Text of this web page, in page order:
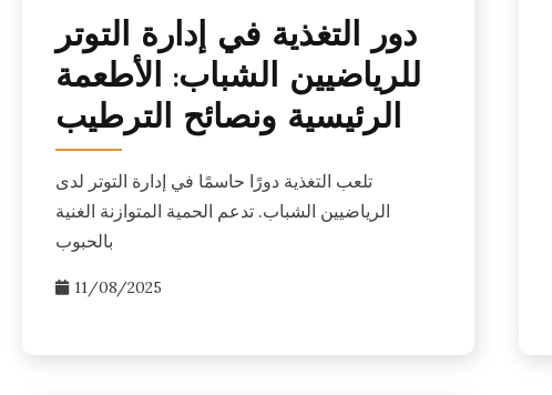
دور التغذية في إدارة التوتر
للرياضيين الشباب: الأطعمة
الرئيسية ونصائح الترطيب
تلعب التغذية دورًا حاسمًا في إدارة التوتر لدى
الرياضيين الشباب. تدعم الحمية المتوازنة الغنية
بالحبوب
11/08/2025